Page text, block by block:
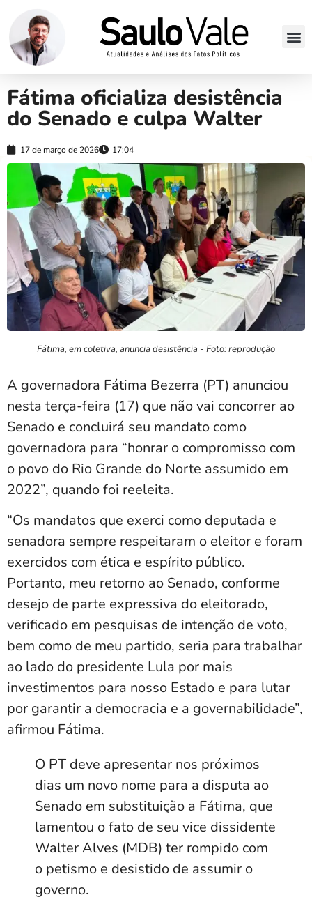
Fátima oficializa desistência
do Senado e culpa Walter
17 de março de 2026 17:04
Fátima, em coletiva, anuncia desistência - Foto: reprodução
A governadora Fátima Bezerra (PT) anunciou
nesta terça-feira (17) que não vai concorrer ao
Senado e concluirá seu mandato como
governadora para “honrar o compromisso com
o povo do Rio Grande do Norte assumido em
2022”, quando foi reeleita.
“Os mandatos que exerci como deputada e
senadora sempre respeitaram o eleitor e foram
exercidos com ética e espírito público.
Portanto, meu retorno ao Senado, conforme
desejo de parte expressiva do eleitorado,
verificado em pesquisas de intenção de voto,
bem como de meu partido, seria para trabalhar
ao lado do presidente Lula por mais
investimentos para nosso Estado e para lutar
por garantir a democracia e a governabilidade”,
afirmou Fátima.
O PT deve apresentar nos próximos
dias um novo nome para a disputa ao
Senado em substituição a Fátima, que
lamentou o fato de seu vice dissidente
Walter Alves (MDB) ter rompido com
o petismo e desistido de assumir o
governo.